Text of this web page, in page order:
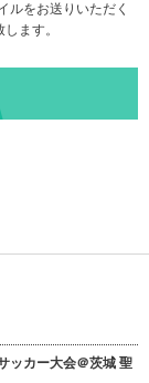
ルをお送りいただく
ます。
ッカー大会＠茨城 聖